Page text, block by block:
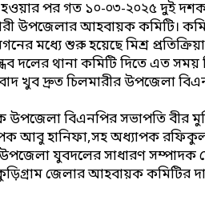
হওয়ার পর গত ১০-০৩-২০২৫ দুই
উপজেলার আহবায়ক কমিটি।
মধ্যে শুরু হয়েছে মিশ্র
দলের থানা কমিটি দিতে এত
দ্রুত চিলমারীর উপজেলা
বিএনপির সভাপতি বীর
আবু হানিফা,সহ অধ্যাপক
যুবদলের সাধারণ সম্পাদক
জেলার আহবায়ক কমিটির